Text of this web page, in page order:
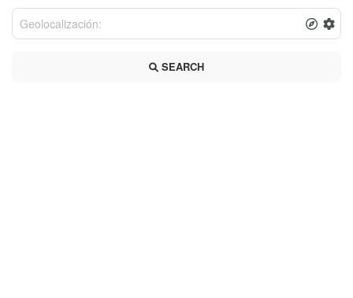
SEARCH